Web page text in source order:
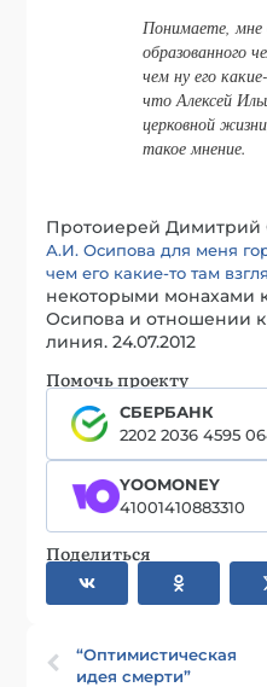
Понимаете, мне
образованного
чем ну его
что Алексей
церковной
такое мнение.
Протоиерей
А.И. Осипова для меня
чем его какие-то там
некоторыми монахами
Осипова и отношении к
линия. 24.07.2012
Помочь проекту
СБЕРБАНК
2202 2036 4595
YOOMONEY
41001410883310
Поделиться
“Оптимистическая
идея смерти”